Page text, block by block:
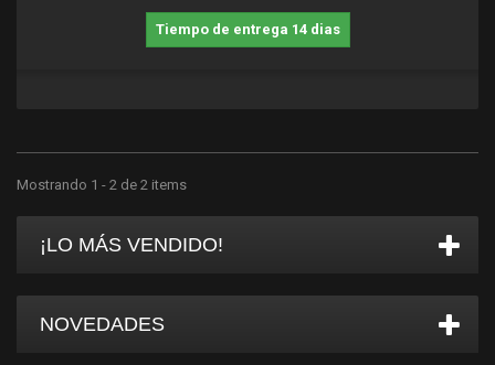
Tiempo de entrega 14 dias
Mostrando 1 - 2 de 2 items
¡LO MÁS VENDIDO!
NOVEDADES